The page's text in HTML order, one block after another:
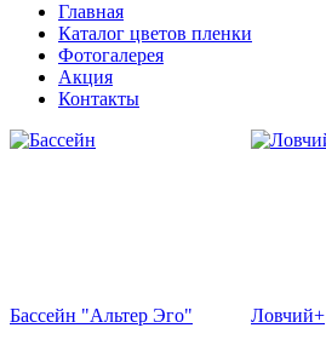
Главная
Каталог цветов пленки
Фотогалерея
Акция
Контакты
Бассейн "Альтер Эго" Ловчий+